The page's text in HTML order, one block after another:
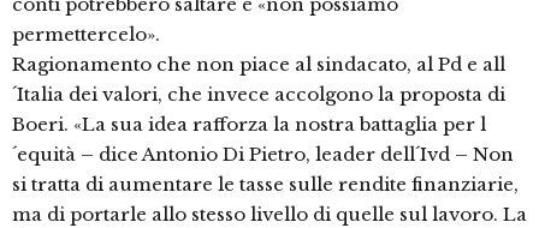
conti potrebbero saltare e «non possiamo
permettercelo».
Ragionamento che non piace al sindacato, al Pd e all
´Italia dei valori, che invece accolgono la proposta di
Boeri. «La sua idea rafforza la nostra battaglia per l
´equità – dice Antonio Di Pietro, leader dell´Ivd – Non
si tratta di aumentare le tasse sulle rendite finanziarie,
ma di portarle allo stesso livello di quelle sul lavoro. La